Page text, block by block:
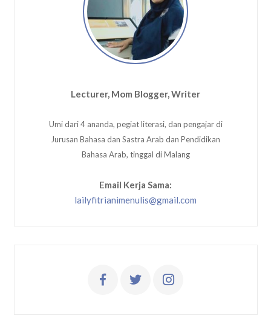
Lecturer, Mom Blogger, Writer
Umi dari 4 ananda, pegiat literasi, dan pengajar di
Jurusan Bahasa dan Sastra Arab dan Pendidikan
Bahasa Arab, tinggal di Malang
Email Kerja Sama:
lailyfitrianimenulis@gmail.com